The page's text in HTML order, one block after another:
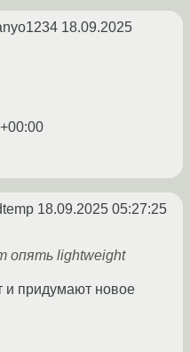
18.09.2025
18.09.2025 05:27:25
опять lightweight
и придумают новое